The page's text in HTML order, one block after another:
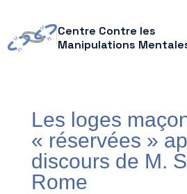
Centre Contre les
Manipulations
Les loges
« réservées »
discours de M.
Rome